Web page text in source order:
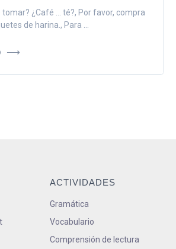
¿Café ... té?, Por favor, compra
de harina., Para ...
ACTIVIDADES
Gramática
Vocabulario
Comprensión de lectura